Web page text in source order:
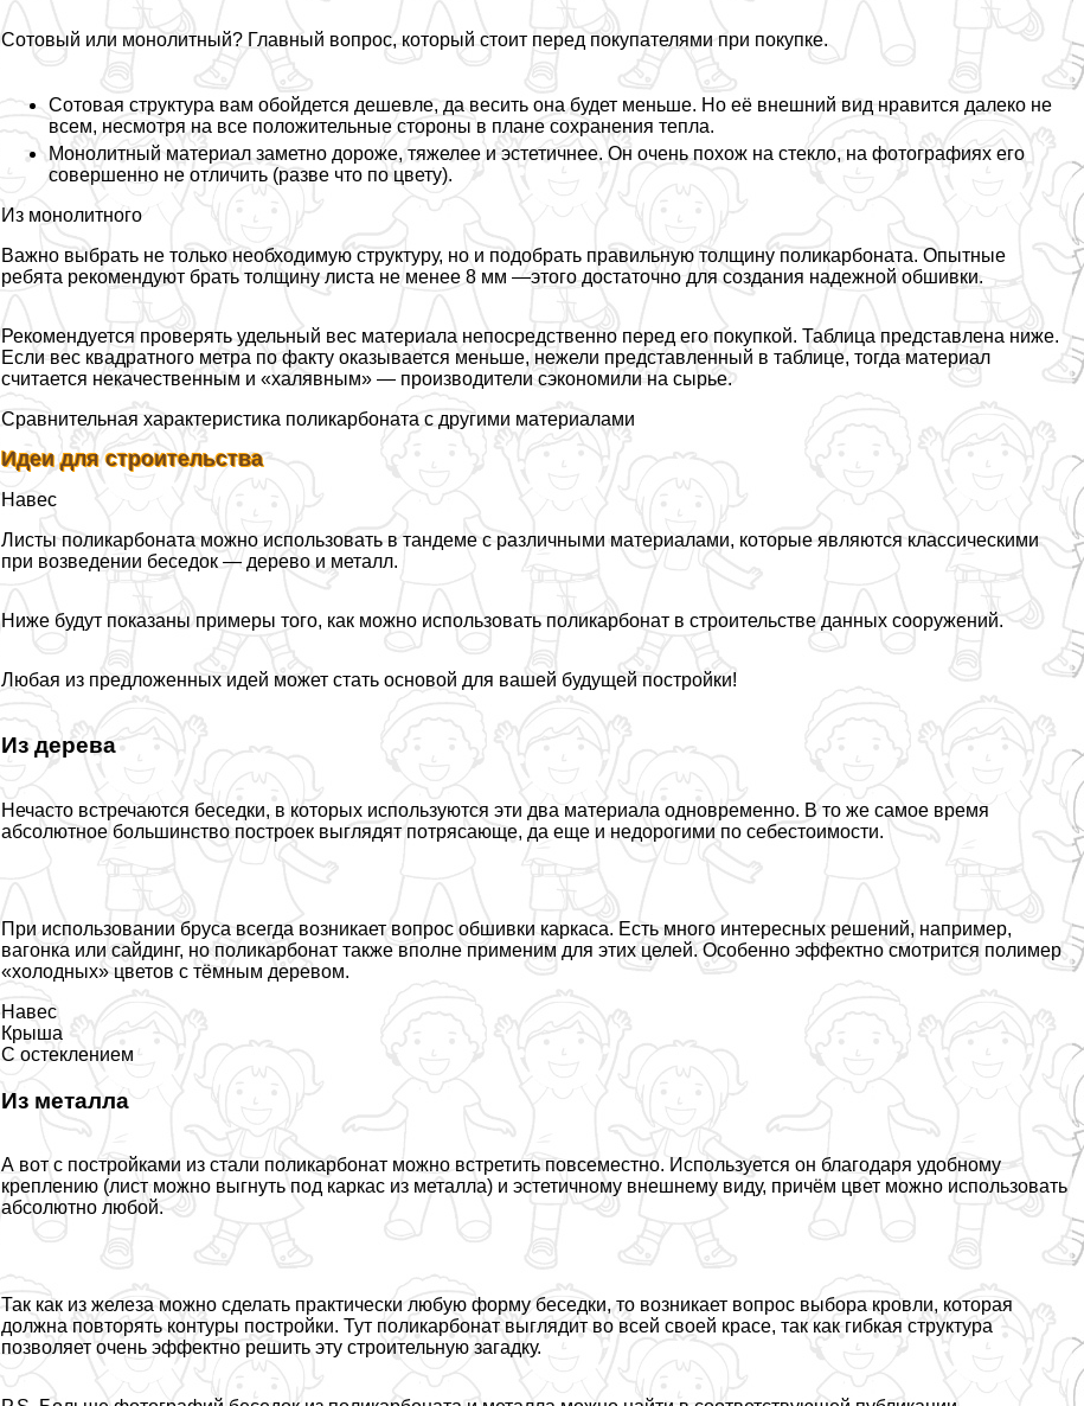
Сотовый или монолитный? Главный вопрос, который стоит перед покупателями при покупке.
Сотовая структура вам обойдется дешевле, да весить она будет меньше. Но её внешний вид нравится далеко не
всем, несмотря на все положительные стороны в плане сохранения тепла.
Монолитный материал заметно дороже, тяжелее и эстетичнее. Он очень похож на стекло, на фотографиях его
совершенно не отличить (разве что по цвету).
Из монолитного
Важно выбрать не только необходимую структуру, но и подобрать правильную толщину поликарбоната. Опытные
ребята рекомендуют брать толщину листа не менее 8 мм —этого достаточно для создания надежной обшивки.
Рекомендуется проверять удельный вес материала непосредственно перед его покупкой. Таблица представлена ниже.
Если вес квадратного метра по факту оказывается меньше, нежели представленный в таблице, тогда материал
считается некачественным и «халявным» — производители сэкономили на сырье.
Сравнительная хаpaктеристика поликарбоната с другими материалами
Идеи для строительства
Навес
Листы поликарбоната можно использовать в тандеме с различными материалами, которые являются классическими
при возведении беседок — дерево и металл.
Ниже будут показаны примеры того, как можно использовать поликарбонат в строительстве данных сооружений.
Любая из предложенных идей может стать основой для вашей будущей постройки!
Из дерева
Нечасто встречаются беседки, в которых используются эти два материала одновременно. В то же самое время
абсолютное большинство построек выглядят потрясающе, да еще и недорогими по себестоимости.
При использовании бруса всегда возникает вопрос обшивки каркаса. Есть много интересных решений, например,
вагонка или сайдинг, но поликарбонат также вполне применим для этих целей. Особенно эффектно смотрится полимер
«холодных» цветов с тёмным деревом.
Навес
Крыша
С остеклением
Из металла
А вот с постройками из стали поликарбонат можно встретить повсеместно. Используется он благодаря удобному
креплению (лист можно выгнуть под каркас из металла) и эстетичному внешнему виду, причём цвет можно использовать
абсолютно любой.
Так как из железа можно сделать пpaктически любую форму беседки, то возникает вопрос выбора кровли, которая
должна повторять контуры постройки. Тут поликарбонат выглядит во всей своей красе, так как гибкая структура
позволяет очень эффектно решить эту строительную загадку.